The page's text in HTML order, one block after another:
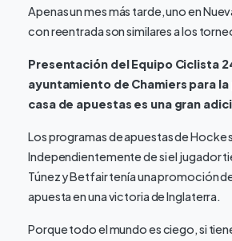
Apenas un mes más tarde, uno en
con reentrada son similares a los
Presentación del Equipo Ciclista
ayuntamiento de Chamiers para
casa de apuestas es una gran
Los programas de apuestas de
Independientemente de si el jugador
Túnez y Betfair tenía una promoción
apuesta en una victoria de Inglaterra.
Porque todo el mundo es ciego, si